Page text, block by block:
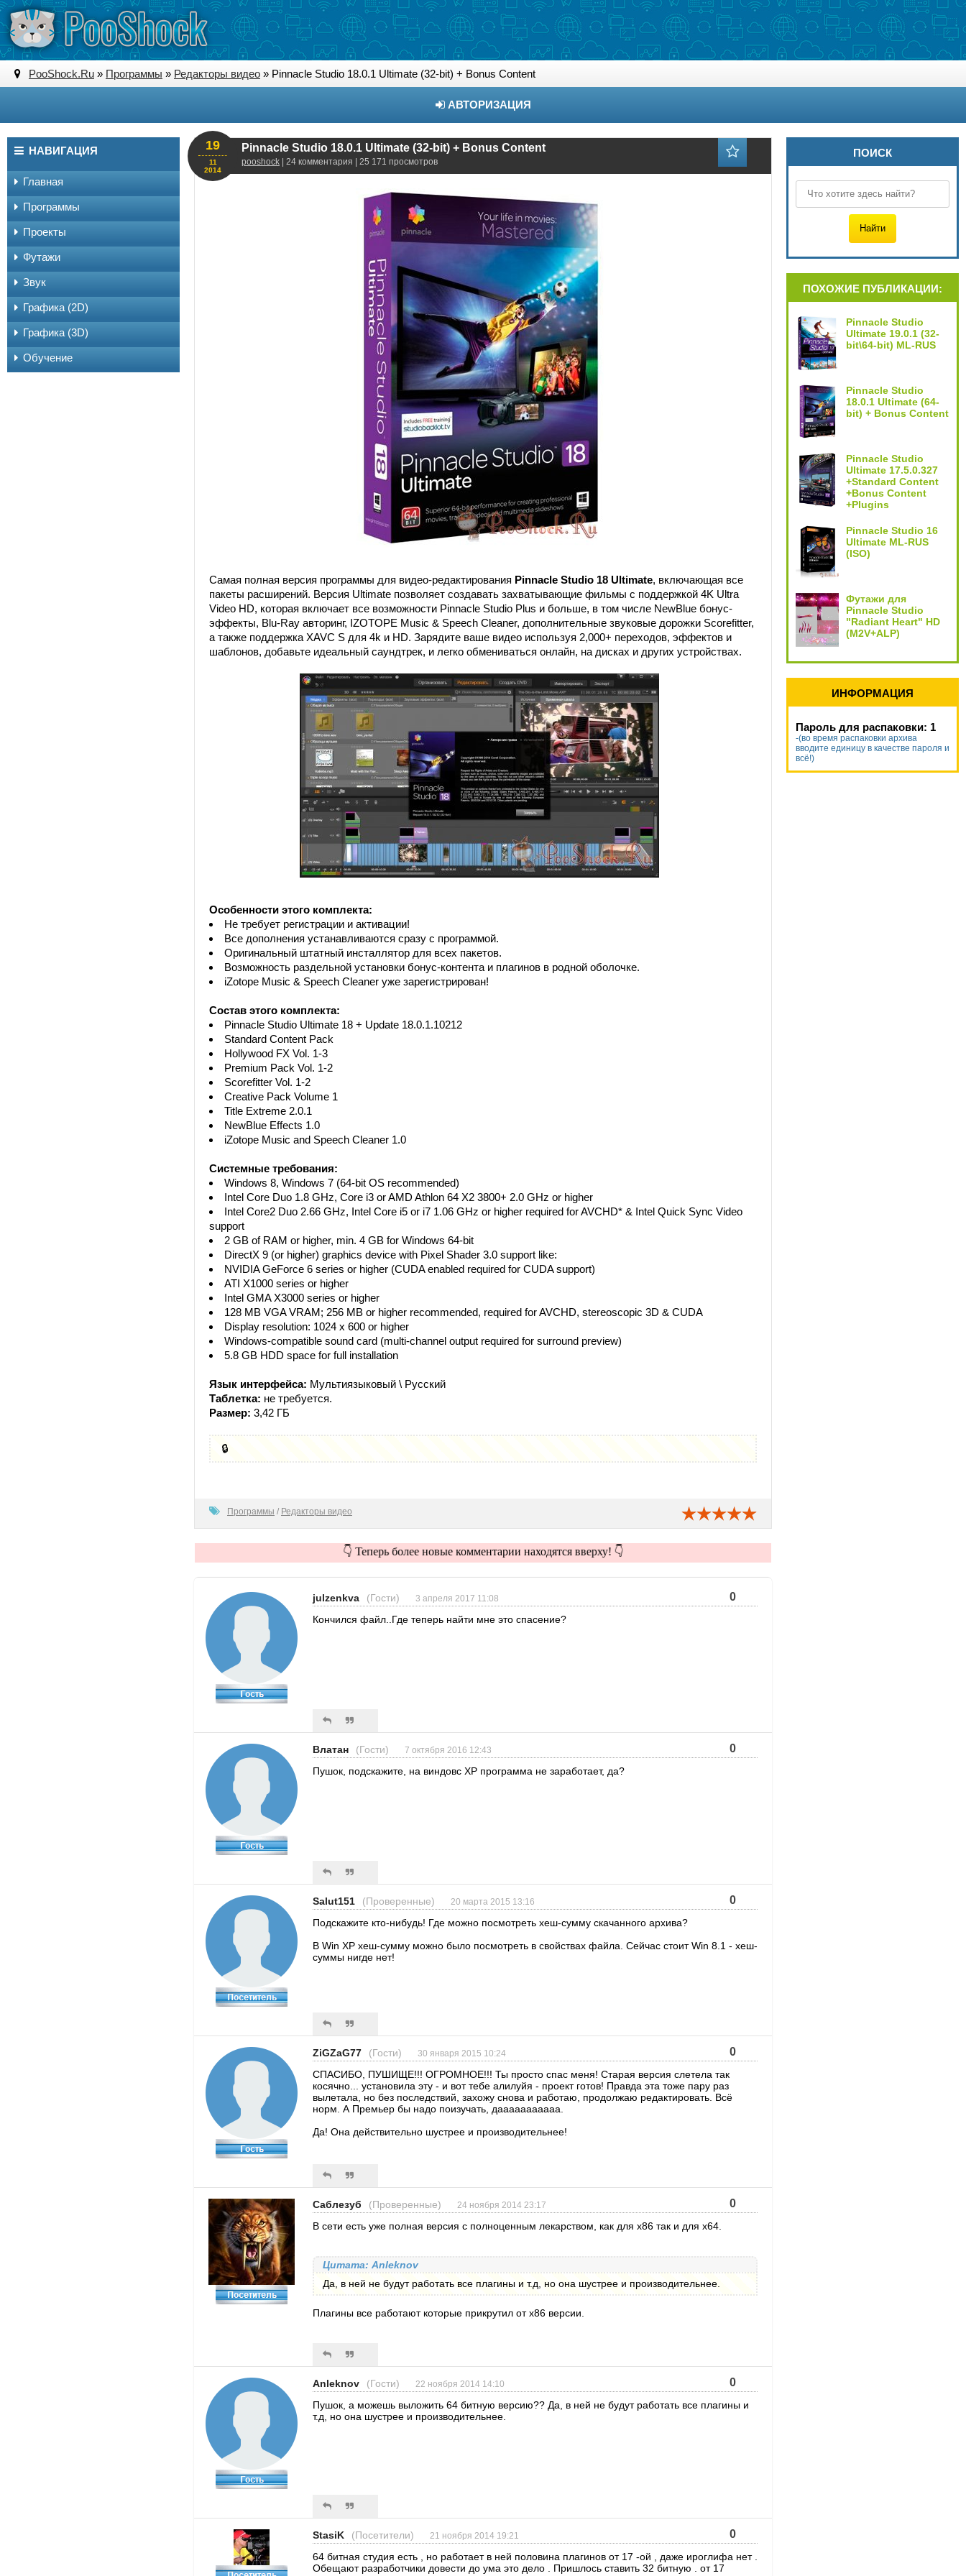
PooShock.Ru » Программы » Редакторы видео » Pinnacle Studio 18.0.1 Ultimate (32-bit) + Bonus Content
АВТОРИЗАЦИЯ
Pinnacle Studio 18.0.1 Ultimate (32-bit) + Bonus Content
pooshock | 24 комментария | 25 171 просмотров
19
11
2014
Самая полная версия программы для видео-редактирования Pinnacle Studio 18 Ultimate, включающая все
пакеты расширений. Версия Ultimate позволяет создавать захватывающие фильмы с поддержкой 4K Ultra
Video HD, которая включает все возможности Pinnacle Studio Plus и больше, в том числе NewBlue бонус-
эффекты, Blu-Ray авторинг, IZOTOPE Music & Speech Cleaner, дополнительные звуковые дорожки Scorefitter,
а также поддержка XAVC S для 4k и HD. Зарядите ваше видео используя 2,000+ переходов, эффектов и
шаблонов, добавьте идеальный саундтрек, и легко обмениваться онлайн, на дисках и других устройствах.
Особенности этого комплекта:
Не требует регистрации и активации!
Все дополнения устанавливаются сразу с программой.
Оригинальный штатный инсталлятор для всех пакетов.
Возможность раздельной установки бонус-контента и плагинов в родной оболочке.
iZotope Music & Speech Cleaner уже зарегистрирован!
Состав этого комплекта:
Pinnacle Studio Ultimate 18 + Update 18.0.1.10212
Standard Content Pack
Hollywood FX Vol. 1-3
Premium Pack Vol. 1-2
Scorefitter Vol. 1-2
Creative Pack Volume 1
Title Extreme 2.0.1
NewBlue Effects 1.0
iZotope Music and Speech Cleaner 1.0
Системные требования:
Windows 8, Windows 7 (64-bit OS recommended)
Intel Core Duo 1.8 GHz, Core i3 or AMD Athlon 64 X2 3800+ 2.0 GHz or higher
Intel Core2 Duo 2.66 GHz, Intel Core i5 or i7 1.06 GHz or higher required for AVCHD* & Intel Quick Sync Video
support
2 GB of RAM or higher, min. 4 GB for Windows 64-bit
DirectX 9 (or higher) graphics device with Pixel Shader 3.0 support like:
NVIDIA GeForce 6 series or higher (CUDA enabled required for CUDA support)
ATI X1000 series or higher
Intel GMA X3000 series or higher
128 MB VGA VRAM; 256 MB or higher recommended, required for AVCHD, stereoscopic 3D & CUDA
Display resolution: 1024 x 600 or higher
Windows-compatible sound card (multi-channel output required for surround preview)
5.8 GB HDD space for full installation
Язык интерфейса: Мультиязыковый \ Русский
Таблетка: не требуется.
Размер: 3,42 ГБ
🔒
Программы / Редакторы видео
👇 Теперь более новые комментарии находятся вверху! 👇
julzenkva (Гости) 3 апреля 2017 11:08 0
Кончился файл..Где теперь найти мне это спасение?
Влатан (Гости) 7 октября 2016 12:43 0
Пушок, подскажите, на виндовс XP программа не заработает, да?
Salut151 (Проверенные) 20 марта 2015 13:16 0
Подскажите кто-нибудь! Где можно посмотреть хеш-сумму скачанного архива?
В Win XP хеш-сумму можно было посмотреть в свойствах файла. Сейчас стоит Win 8.1 - хеш-
суммы нигде нет!
ZiGZaG77 (Гости) 30 января 2015 10:24 0
СПАСИБО, ПУШИЩЕ!!! ОГРОМНОЕ!!! Ты просто спас меня! Старая версия слетела так
косячно... установила эту - и вот тебе алилуйя - проект готов! Правда эта тоже пару раз
вылетала, но без последствий, захожу снова и работаю, продолжаю редактировать. Всё
норм. А Премьер бы надо поизучать, дааааааааааа.
Да! Она действительно шустрее и производительнее!
Саблезуб (Проверенные) 24 ноября 2014 23:17 0
В сети есть уже полная версия с полноценным лекарством, как для х86 так и для х64.
Цитата: Anleknov
Да, в ней не будут работать все плагины и т.д, но она шустрее и производительнее.
Плагины все работают которые прикрутил от х86 версии.
Anleknov (Гости) 22 ноября 2014 14:10 0
Пушок, а можешь выложить 64 битную версию?? Да, в ней не будут работать все плагины и
т.д, но она шустрее и производительнее.
StasiK (Посетители) 21 ноября 2014 19:21 0
64 битная студия есть , но работает в ней половина плагинов от 17 -ой , даже ироглифа нет .
Обещают разработчики довести до ума это дело . Пришлось ставить 32 битную . от 17
НАВИГАЦИЯ
Главная
Программы
Проекты
Футажи
Звук
Графика (2D)
Графика (3D)
Обучение
ПОИСК
ПОХОЖИЕ ПУБЛИКАЦИИ:
Pinnacle Studio
Ultimate 19.0.1 (32-
bit\64-bit) ML-RUS
Pinnacle Studio
18.0.1 Ultimate (64-
bit) + Bonus Content
Pinnacle Studio
Ultimate 17.5.0.327
+Standard Content
+Bonus Content
+Plugins
Pinnacle Studio 16
Ultimate ML-RUS
(ISO)
Футажи для
Pinnacle Studio
"Radiant Heart" HD
(M2V+ALP)
ИНФОРМАЦИЯ
Пароль для распаковки: 1
-(во время распаковки архива
вводите единицу в качестве пароля и
всё!)